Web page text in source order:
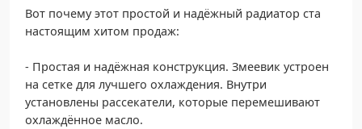
Вот почему этот простой и надёжный радиатор ста
настоящим хитом продаж:
- Простая и надёжная конструкция. Змеевик устроен
на сетке для лучшего охлаждения. Внутри
установлены рассекатели, которые перемешивают
охлаждённое масло.